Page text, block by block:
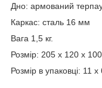
Дно: армований
Каркас: сталь 16 мм
Вага 1,5 кг.
Розмір: 205 х 120 х
Розмір в упаковці: 11 х